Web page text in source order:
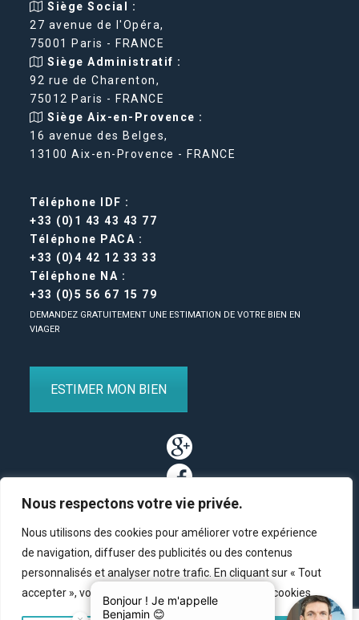
Nous respectons votre vie privée.
Nous utilisons des cookies pour améliorer votre expérience
de navigation, diffuser des publicités ou des contenus
personnalisés et analyser notre trafic. En cliquant sur « Tout
accepter », vous consentez à notre utilisation des cookies.
Siège Social :
27 avenue de l'Opéra,
75001 Paris - FRANCE
Siège Administratif :
92 rue de Charenton,
75012 Paris - FRANCE
Siège Aix-en-Provence :
16 avenue des Belges,
13100 Aix-en-Provence - FRANCE
Téléphone IDF :
+33 (0)1 43 43 43 77
Téléphone PACA :
+33 (0)4 42 12 33 33
Téléphone NA :
+33 (0)5 56 67 15 79
DEMANDEZ GRATUITEMENT UNE ESTIMATION DE VOTRE BIEN EN
VIAGER
ESTIMER MON BIEN
Partenaires Contact